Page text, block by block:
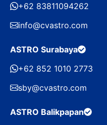
+62 83811094262
info@cvastro.com
ASTRO Surabaya
+62 852 1010 2773
sby@cvastro.com
ASTRO Balikpapan